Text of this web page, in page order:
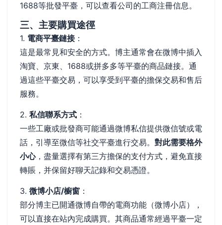
1688等批發平臺，可以查看公司的工商注冊信息。
三、主要購買途徑
1. 電商平臺鏈接：
這是最常見和安全的方式。博主通常會在微博中插入
淘寶、京東、1688或拼多多等平臺的商品鏈接。通
過這些平臺交易，可以享受到平臺的擔保交易和售后
服務。
2. 私信聯系方式 ：
一些工廠或批發商可能通過微博私信提供微信號或電
話，引導至微信等社交平臺進行交易。 對此需要格外
小心，盡量選擇有第三方擔保的支付方式，避免直接
轉賬，并保留好聊天記錄和交易憑證。
3. 微博小店/櫥窗 ：
部分博主已開通微博自帶的電商功能（微博小店），
可以直接在站內完成購買。其商品通常經過平臺一定